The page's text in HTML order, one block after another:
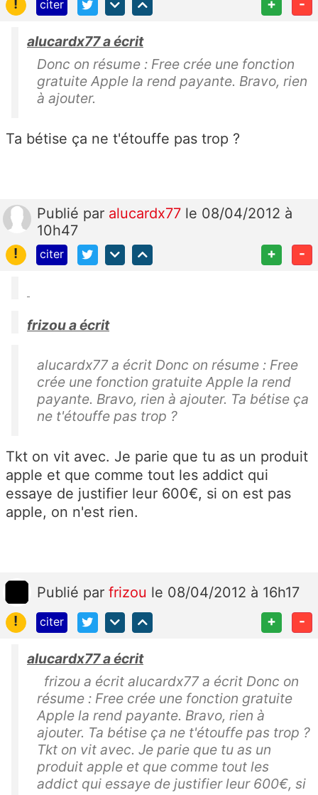
! citer + -
alucardx77 a écrit
Donc on résume : Free crée une fonction
gratuite Apple la rend payante. Bravo, rien
à ajouter.
Ta bétise ça ne t'étouffe pas trop ?
Publié par alucardx77 le 08/04/2012 à
10h47
!
citer + -
frizou a écrit
alucardx77 a écrit Donc on résume : Free
crée une fonction gratuite Apple la rend
payante. Bravo, rien à ajouter. Ta bétise ça
ne t'étouffe pas trop ?
Tkt on vit avec. Je parie que tu as un produit
apple et que comme tout les addict qui
essaye de justifier leur 600€, si on est pas
apple, on n'est rien.
Publié par frizou le 08/04/2012 à 16h17
!
citer + -
alucardx77 a écrit
frizou a écrit alucardx77 a écrit Donc on
résume : Free crée une fonction gratuite
Apple la rend payante. Bravo, rien à
ajouter. Ta bétise ça ne t'étouffe pas trop ?
Tkt on vit avec. Je parie que tu as un
produit apple et que comme tout les
addict qui essaye de justifier leur 600€, si